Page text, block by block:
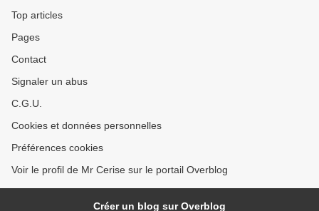
Top articles
Pages
Contact
Signaler un abus
C.G.U.
Cookies et données personnelles
Préférences cookies
Voir le profil de Mr Cerise sur le portail Overblog
Créer un blog sur Overblog